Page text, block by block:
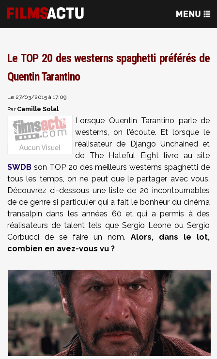
Le TOP 20 des westerns spaghetti préférés de
Quentin Tarantino
Le 27/03/2015 à 17:09
Par Camille Solal
Lorsque Quentin Tarantino parle de
westerns, on l'écoute. Et lorsque le
réalisateur de Django Unchained et
de The Hateful Eight livre au site
SWDB son TOP 20 des meilleurs westerns spaghetti de
tous les temps, on ne peut que le partager avec vous.
Découvrez ci-dessous une liste de 20 incontournables
de ce genre si particulier qui a fait le bonheur du cinéma
transalpin dans les années 60 et qui a permis à des
réalisateurs de talent tels que Sergio Leone ou Sergio
Corbucci de se faire un nom. Alors, dans le lot,
combien en avez-vous vu ?